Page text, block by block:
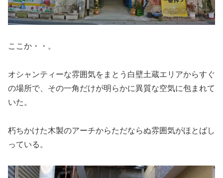
ここか・・。
オシャンティーな雰囲気をまとう白壁土蔵エリアからすぐ
の場所で、その一角だけが明らかに異質な空気に包まれて
いた。
朽ちかけた木製のアーチからただならぬ雰囲気がほとばし
っている。